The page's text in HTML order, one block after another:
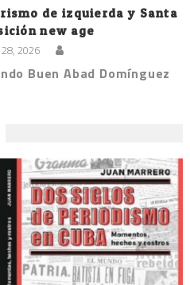
de izquierda y Santa
new age
2026
Buen Abad Domínguez